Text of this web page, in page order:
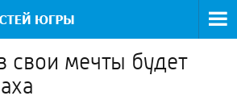
свои мечты будет